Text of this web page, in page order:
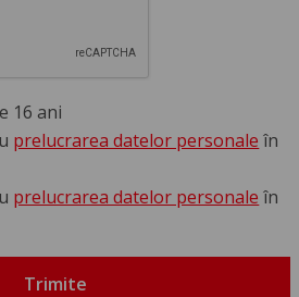
16 ani
prelucrarea datelor personale în
prelucrarea datelor personale în
Trimite